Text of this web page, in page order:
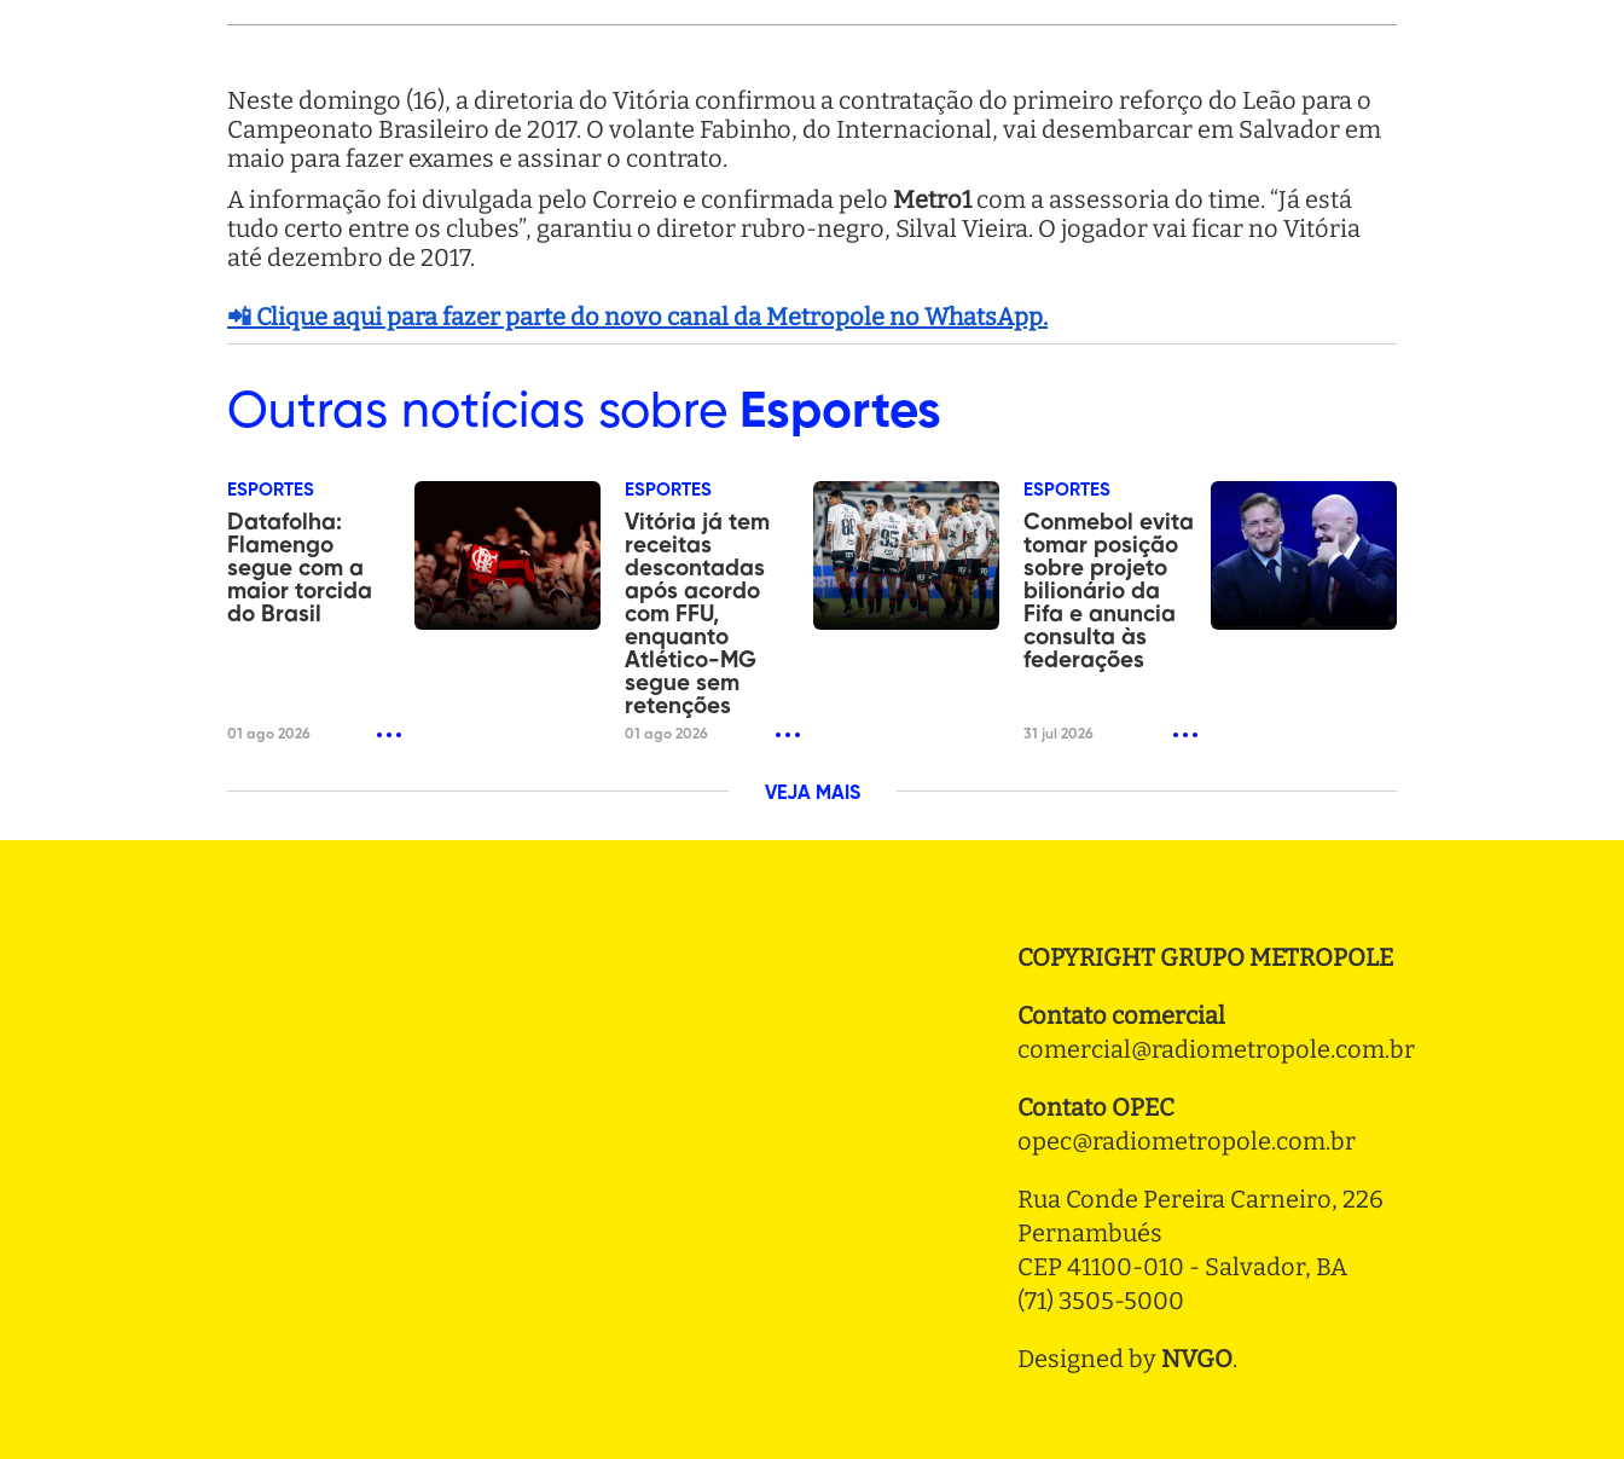
Neste domingo (16), a diretoria do Vitória confirmou a contratação do primeiro reforço do Leão para o
Campeonato Brasileiro de 2017. O volante Fabinho, do Internacional, vai desembarcar em Salvador em
maio para fazer exames e assinar o contrato.
A informação foi divulgada pelo Correio e confirmada pelo Metro1com a assessoria do time. “Já está
tudo certo entre os clubes”, garantiu o diretor rubro-negro, Silval Vieira. O jogador vai ficar no Vitória
até dezembro de 2017.
📲 Clique aqui para fazer parte do novo canal da Metropole no WhatsApp.
Outras notícias sobre Esportes
ESPORTES
Datafolha:
Flamengo
segue com a
maior torcida
do Brasil
01 ago 2026
ESPORTES
Vitória já tem
receitas
descontadas
após acordo
com FFU,
enquanto
Atlético-MG
segue sem
retenções
01 ago 2026
ESPORTES
Conmebol evita
tomar posição
sobre projeto
bilionário da
Fifa e anuncia
consulta às
federações
31 jul 2026
VEJA MAIS
COPYRIGHT GRUPO METROPOLE
Contato comercial
comercial@radiometropole.com.br
Contato OPEC
opec@radiometropole.com.br
Rua Conde Pereira Carneiro, 226
Pernambués
CEP 41100-010 - Salvador, BA
(71) 3505-5000
Designed by NVGO.